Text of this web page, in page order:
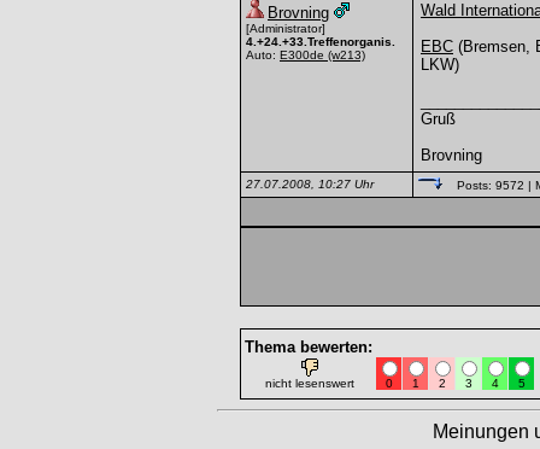
Brovning
[Administrator]
4.+24.+33.Treffenorganis.
Auto: E300de (w213)
Wald
EBC (Bremsen,
LKW)
Gruß
Brovning
27.07.2008, 10:27 Uhr Posts: 9572 |
Thema bewerten:
nicht lesenswert 0 1 2 3 4 5
Meinungen